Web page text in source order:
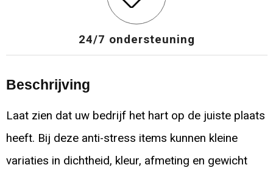
24/7 ondersteuning
Beschrijving
Laat zien dat uw bedrijf het hart op de juiste plaats
heeft. Bij deze anti-stress items kunnen kleine
variaties in dichtheid, kleur, afmeting en gewicht